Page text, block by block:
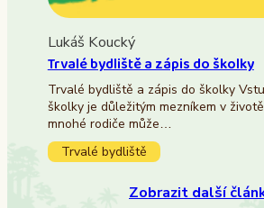
Lukáš Koucký
Trvalé bydliště a zápis do školky
Trvalé bydliště a zápis do školky
školky je důležitým mezníkem v
mnohé rodiče může…
Trvalé bydliště
Zobrazit další